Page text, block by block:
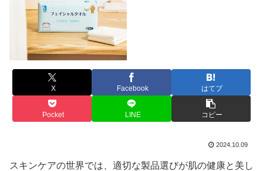
X Facebook はてブ
Pocket LINE コピー
2024.10.09
スキンケアの世界では、適切な製品選びが肌の健康と美し